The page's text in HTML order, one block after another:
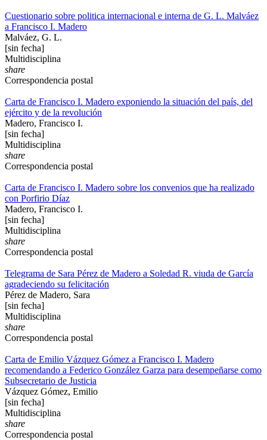
Cuestionario sobre politica internacional e interna de G. L. Malváez
a Francisco I. Madero
Malváez, G. L.
[sin fecha]
Multidisciplina
share
Correspondencia postal
Carta de Francisco I. Madero exponiendo la situación del país, del
ejército y de la revolución
Madero, Francisco I.
[sin fecha]
Multidisciplina
share
Correspondencia postal
Carta de Francisco I. Madero sobre los convenios que ha realizado
con Porfirio Díaz
Madero, Francisco I.
[sin fecha]
Multidisciplina
share
Correspondencia postal
Telegrama de Sara Pérez de Madero a Soledad R. viuda de García
agradeciendo su felicitación
Pérez de Madero, Sara
[sin fecha]
Multidisciplina
share
Correspondencia postal
Carta de Emilio Vázquez Gómez a Francisco I. Madero
recomendando a Federico González Garza para desempeñarse como
Subsecretario de Justicia
Vázquez Gómez, Emilio
[sin fecha]
Multidisciplina
share
Correspondencia postal